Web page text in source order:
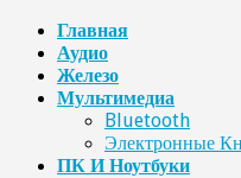
Главная
Аудио
Железо
Мультимедиа
Bluetooth
Электронные
ПК И Ноутбуки